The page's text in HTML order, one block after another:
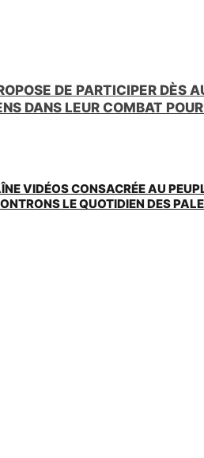
DE PARTICIPER DÈS
DANS LEUR COMBAT
VIDÉOS CONSACRÉE AU
LE QUOTIDIEN DES